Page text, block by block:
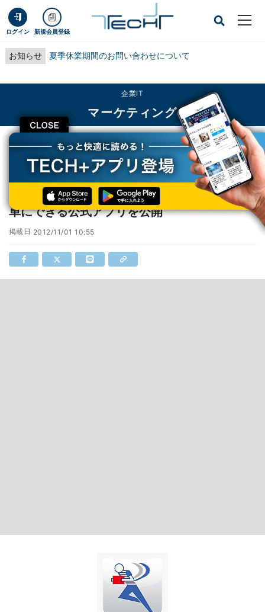
ログイン 新規会員登録
お知らせ 夏季休業期間のお問い合わせについて
CLOSE
企業IT
マーケティング
TECH+ 企業IT
マーケティング
佐川急便、荷物問い合わせや再配達依頼が簡単にできる公式アプリを公開
佐川急便、荷物問い合わせや再配達依頼が簡
単にできる公式アプリを公開
掲載日 2012/11/01 10:55